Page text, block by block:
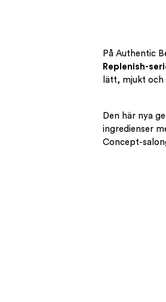
På Authentic
Replenish-
lätt, mjukt
Den här nya
ingredienser
Concept-